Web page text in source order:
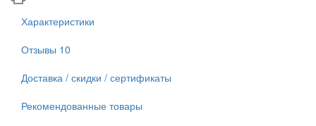
Характеристики
Отзывы 10
Доставка / скидки / сертификаты
Рекомендованные товары